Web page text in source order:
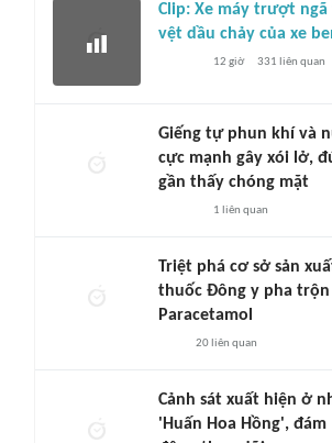
Clip: Xe máy trượt ngã
vệt dầu chảy của xe
12 giờ 331 liên quan
Giếng tự phun khí và
cực mạnh gây xói lở,
gần thấy chóng mặt
1 liên quan
Triệt phá cơ sở sản
thuốc Đông y pha trộn
Paracetamol
20liên quan
Cảnh sát xuất hiện ở
'Huấn Hoa Hồng', đám